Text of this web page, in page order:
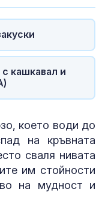
кашкавал и
което води до
на кръвната
сваля нивата
им стойности
на мудност и